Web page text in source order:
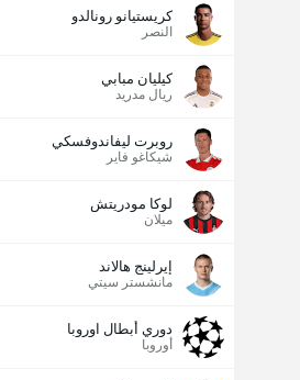
كريستيانو رونالدو
النصر
كيليان مبابي
ريال مدريد
روبرت ليفاندوفسكي
شيكاغو فاير
لوكا مودريتش
ميلان
إيرلينج هالاند
مانشستر سيتي
دوري أبطال اوروبا
أوروبا